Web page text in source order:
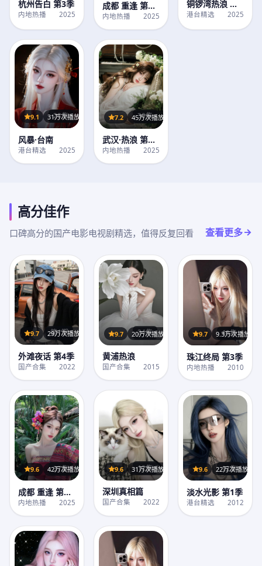
杭州告白 第3季
内地热播 2025
成都 重逢 第1
季
内地热播 2025
铜锣湾热浪 第1
季
港台精选 2025
28集
9.1 31万次播放
风暴·台南
港台精选 2025
30集
7.2 45万次播放
武汉·热浪 第3
季
内地热播 2025
高分佳作
口碑高分的国产电影电视剧精选，值得反复回看 查看更多
第1期
9.7 29万次播放
外滩夜话 第4季
国产合集 2022
24集
9.7 20万次播放
黄浦热浪
国产合集 2015
40集
9.7 9.3万次播放
珠江终局 第3季
内地热播 2010
37集
9.6 42万次播放
成都 重逢 第1
季
内地热播 2025
12集
9.6 31万次播放
深圳真相篇
国产合集 2022
12集
9.6 22万次播放
淡水光影 第1季
港台精选 2012